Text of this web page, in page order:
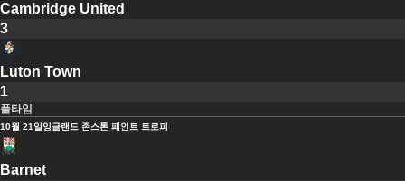
Cambridge United
3
Luton Town
1
풀타임
10월 21일 잉글랜드 존스톤 패인트 트로피
Barnet